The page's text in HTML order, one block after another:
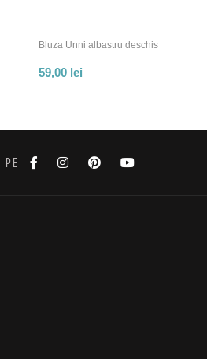
Bluza Unni albastru deschis
59,00 lei
PE